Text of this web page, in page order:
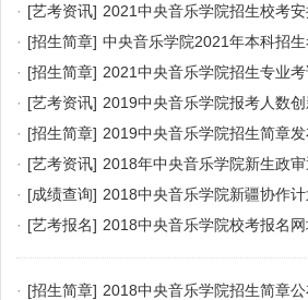
· [艺考资讯] 2021中央音乐学院招生校考
· [招生简章] 中央音乐学院2021年本科招
· [招生简章] 2021中央音乐学院招生专业
· [艺考资讯] 2019中央音乐学院报考人数
· [招生简章] 2019中央音乐学院招生简章
· [艺考资讯] 2018年中央音乐学院新生政
· [成绩查询] 2018中央音乐学院新疆协作
· [艺考报名] 2018中央音乐学院校考报名
· [招生简章] 2018中央音乐学院招生简章